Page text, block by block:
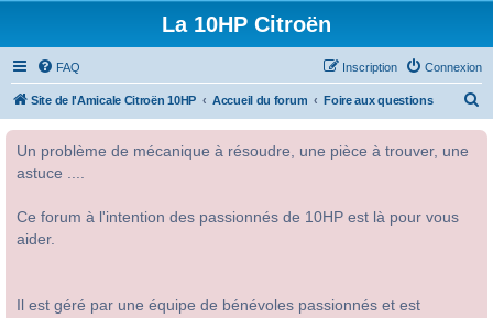
La 10HP Citroën
FAQ Connexion
Inscription
Site de l'Amicale Citroën 10HP Accueil du forum Foire aux questions
Un problème de mécanique à résoudre, une pièce à trouver, une
astuce ....
Ce forum à l'intention des passionnés de 10HP est là pour vous
aider.
Il est géré par une équipe de bénévoles passionnés et est